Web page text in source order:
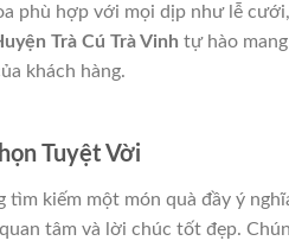
phù hợp với mọi dịp như lễ cưới,
Trà Cú Trà Vinh tự hào mang
khách hàng.
Tuyệt Vời
tìm kiếm một món quà đầy ý
tâm và lời chúc tốt đẹp.